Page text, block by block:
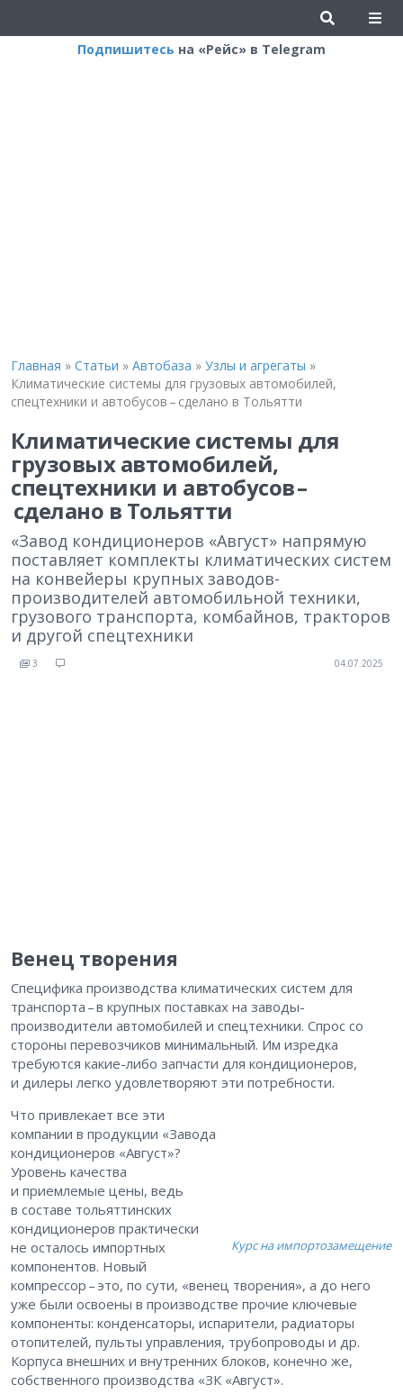
Подпишитесь на «Рейс» в Telegram
Главная » Статьи » Автобаза » Узлы и агрегаты »
Климатические системы для грузовых автомобилей,
спецтехники и автобусов – сделано в Тольятти
Климатические системы для
грузовых автомобилей,
спецтехники и автобусов –
сделано в Тольятти
«Завод кондиционеров «Август» напрямую
поставляет комплекты климатических систем
на конвейеры крупных заводов-
производителей автомобильной техники,
грузового транспорта, комбайнов, тракторов
и другой спецтехники
3 04.07.2025
Венец творения
Специфика производства климатических систем для
транспорта – ​в крупных поставках на заводы-
производители автомобилей и спецтехники. Спрос со
стороны перевозчиков минимальный. Им изредка
требуются какие-либо запчасти для кондиционеров,
и дилеры легко удовлетворяют эти потребности.
Курс на импортозамещение
Что привлекает все эти
компании в продукции «Завода
кондиционеров «Август»?
Уровень качества
и приемлемые цены, ведь
в составе тольяттинских
кондиционеров практически
не осталось импортных
компонентов. Новый
компрессор – ​это, по сути, «венец творения», а до него
уже были освоены в производстве прочие ключевые
компоненты: конденсаторы, испарители, радиаторы
отопителей, пульты управления, трубопроводы и др.
Корпуса внешних и внутренних блоков, конечно же,
собственного производства «ЗК «Август».